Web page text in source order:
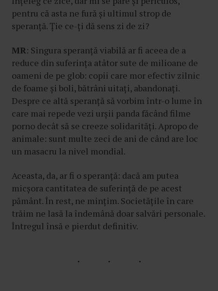
pentru că asta ne fură și ultimul strop de
speranță. Ție ce-ți dă sens zi de zi?
MR: Singura speranță viabilă ar fi aceea de a
reduce din suferința atâtor sute de milioane de
oameni de pe glob: copii care mor efectiv zilnic
de foame și boli, bătrâni uitați, abandonați.
Despre ce altă speranță să vorbim într-o lume în
care mai repede vezi urșii panda făcând filme
porno decât să se creeze solidarități. Apropo de
animale: sunt multe zeci de ani de când are loc
un masacru la nivel mondial.
Aceasta, da, ar fi o speranță: dacă am putea
micșora cantitatea de suferință de pe acest
pământ. În rest, ne mințim. Societățile în care
trăim ne lasă la îndemână doar salvări personale.
Întregul însă e pierdut definitiv.